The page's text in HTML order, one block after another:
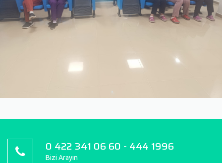
0 422 341 06 60 - 444 1996
Bizi Arayın